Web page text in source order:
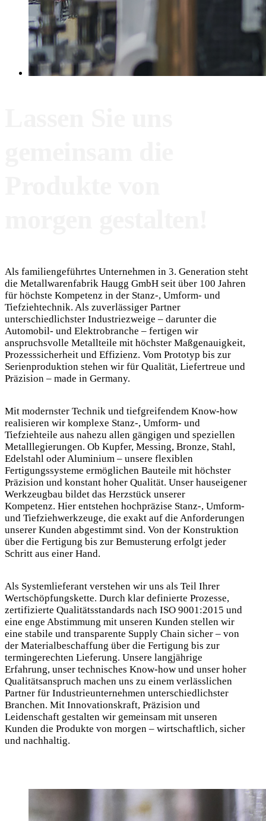
Als familiengeführtes Unternehmen in 3. Generation steht
die Metallwarenfabrik Haugg GmbH seit über 100 Jahren
für höchste Kompetenz in der Stanz-, Umform- und
Tiefziehtechnik. Als zuverlässiger Partner
unterschiedlichster Industriezweige – darunter die
Automobil- und Elektrobranche – fertigen wir
anspruchsvolle Metallteile mit höchster Maßgenauigkeit,
Prozesssicherheit und Effizienz. Vom Prototyp bis zur
Serienproduktion stehen wir für Qualität, Liefertreue und
Präzision – made in Germany.
Mit modernster Technik und tiefgreifendem Know-how
realisieren wir komplexe Stanz-, Umform- und
Tiefziehteile aus nahezu allen gängigen und speziellen
Metalllegierungen. Ob Kupfer, Messing, Bronze, Stahl,
Edelstahl oder Aluminium – unsere flexiblen
Fertigungssysteme ermöglichen Bauteile mit höchster
Präzision und konstant hoher Qualität. Unser hauseigener
Werkzeugbau bildet das Herzstück unserer
Kompetenz. Hier entstehen hochpräzise Stanz-, Umform-
und Tiefziehwerkzeuge, die exakt auf die Anforderungen
unserer Kunden abgestimmt sind. Von der Konstruktion
über die Fertigung bis zur Bemusterung erfolgt jeder
Schritt aus einer Hand.
Als Systemlieferant verstehen wir uns als Teil Ihrer
Wertschöpfungskette. Durch klar definierte Prozesse,
zertifizierte Qualitätsstandards nach ISO 9001:2015 und
eine enge Abstimmung mit unseren Kunden stellen wir
eine stabile und transparente Supply Chain sicher – von
der Materialbeschaffung über die Fertigung bis zur
termingerechten Lieferung. Unsere langjährige
Erfahrung, unser technisches Know-how und unser hoher
Qualitätsanspruch machen uns zu einem verlässlichen
Partner für Industrieunternehmen unterschiedlichster
Branchen. Mit Innovationskraft, Präzision und
Leidenschaft gestalten wir gemeinsam mit unseren
Kunden die Produkte von morgen – wirtschaftlich, sicher
und nachhaltig.